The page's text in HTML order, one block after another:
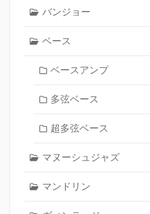
バンジョー
ベース
ベースアンプ
多弦ベース
超多弦ベース
マヌーシュジャズ
マンドリン